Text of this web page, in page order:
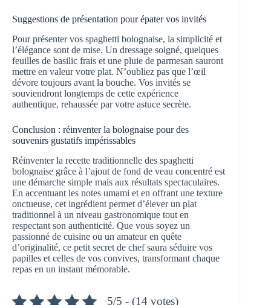
Suggestions de présentation pour épater vos invités
Pour présenter vos spaghetti bolognaise, la simplicité et
l’élégance sont de mise. Un dressage soigné, quelques
feuilles de basilic frais et une pluie de parmesan sauront
mettre en valeur votre plat. N’oubliez pas que l’œil
dévore toujours avant la bouche. Vos invités se
souviendront longtemps de cette expérience
authentique, rehaussée par votre astuce secrète.
Conclusion : réinventer la bolognaise pour des
souvenirs gustatifs impérissables
Réinventer la recette traditionnelle des spaghetti
bolognaise grâce à l’ajout de fond de veau concentré est
une démarche simple mais aux résultats spectaculaires.
En accentuant les notes umami et en offrant une texture
onctueuse, cet ingrédient permet d’élever un plat
traditionnel à un niveau gastronomique tout en
respectant son authenticité. Que vous soyez un
passionné de cuisine ou un amateur en quête
d’originalité, ce petit secret de chef saura séduire vos
papilles et celles de vos convives, transformant chaque
repas en un instant mémorable.
5/5 - (14 votes)